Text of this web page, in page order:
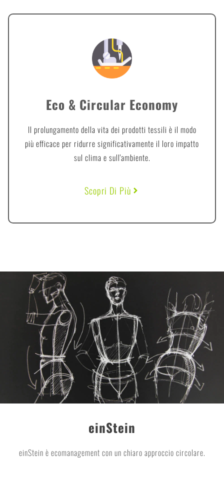
Eco & Circular Economy
Il prolungamento della vita dei prodotti tessili è il modo
più efficace per ridurre significativamente il loro impatto
sul clima e sull'ambiente.
Scopri Di Più
einStein
einStein è ecomanagement con un chiaro approccio circolare.